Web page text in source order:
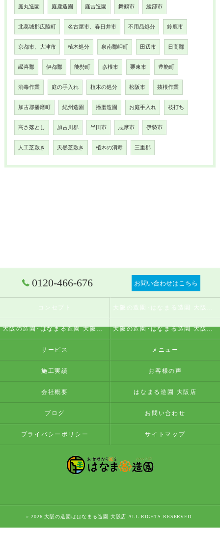
庭丸造園 庭鹿造園 庭吉造園 舞鶴市 綾部市
北葛城郡広陵町 名古屋市、春日井市 不用品処分 鈴鹿市
京都市、大津市 植木処分 泉南郡岬町 田辺市 日高郡
綴喜郡 伊都郡 能勢町 彦根市 栗東市 豊能町
消毒作業 庭の手入れ 植木の処分 松阪市 抜根作業
加古郡播磨町 紀州造園 播磨造園 お庭手入れ 枝打ち
高さ落とし 加古川郡 半田市 志摩市 伊勢市
人工芝敷き 天然芝敷き 植木の消毒 三重郡
0120-466-676 お問い合わせはこちら
コンセプト
大阪の造園･はなまる造園 大阪店の評判 大阪の造園･はなまる造園 大阪店のお客様の声
サービス メニュー
施工実績 お客様の声
会社概要 はなまる造園 大阪店
ブログ お問い合わせ
プライバシーポリシー サイトマップ
c 2026 大阪の造園ははなまる造園 大阪店 ALL RIGHTS RESERVED.